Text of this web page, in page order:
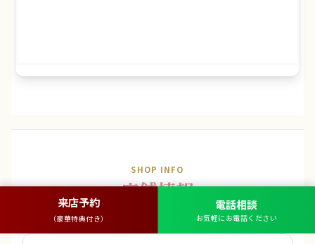
来店予約
（豪華特典付き）
電話相談
お気軽にお電話ください
SHOP INFO
店舗情報